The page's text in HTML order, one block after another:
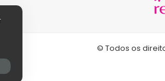
© Todos os